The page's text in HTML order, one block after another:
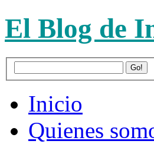
El Blog de
Inicio
Quienes